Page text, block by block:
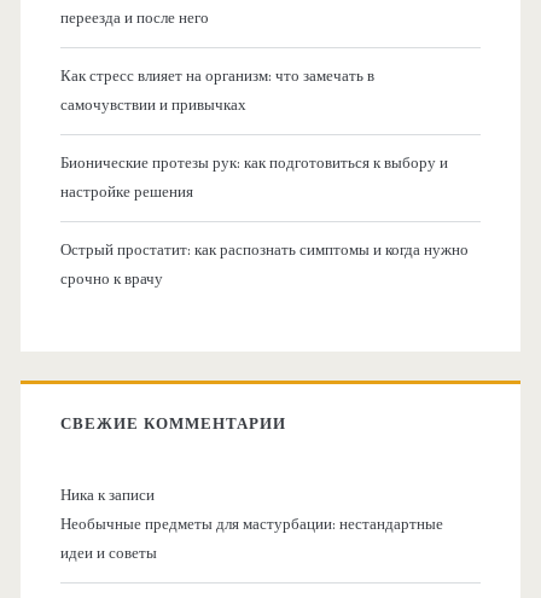
переезда и после него
Как стресс влияет на организм: что замечать в
самочувствии и привычках
Бионические протезы рук: как подготовиться к выбору и
настройке решения
Острый простатит: как распознать симптомы и когда нужно
срочно к врачу
СВЕЖИЕ КОММЕНТАРИИ
Никак записи
Необычные предметы для мастурбации: нестандартные
идеи и советы